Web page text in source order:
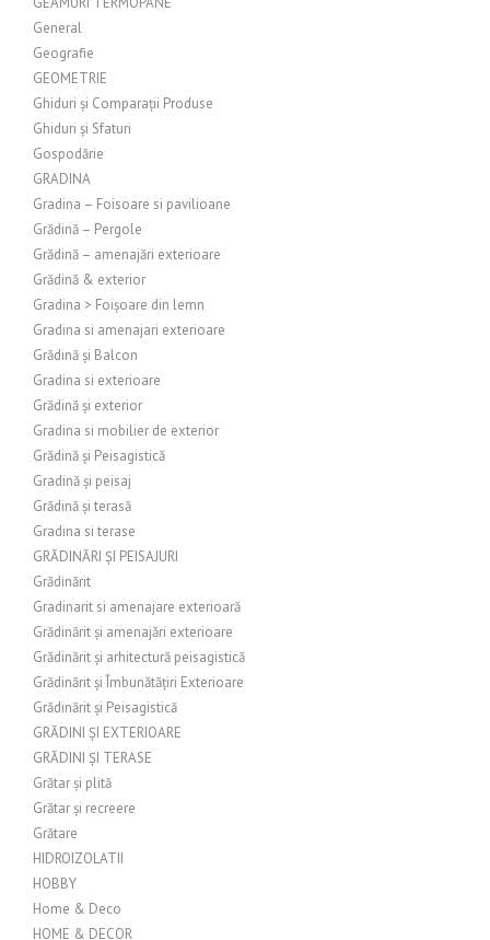
General
Geografie
GEOMETRIE
Ghiduri și Comparații Produse
Ghiduri și Sfaturi
Gospodărie
GRADINA
Gradina – Foisoare si pavilioane
Grădină – Pergole
Grădină – amenajări exterioare
Grădină & exterior
Gradina > Foișoare din lemn
Gradina si amenajari exterioare
Grădină și Balcon
Gradina si exterioare
Grădină și exterior
Gradina si mobilier de exterior
Grădină și Peisagistică
Gradină și peisaj
Grădină și terasă
Gradina si terase
GRĂDINĂRI ȘI PEISAJURI
Grădinărit
Gradinarit si amenajare exterioară
Grădinărit și amenajări exterioare
Grădinărit și arhitectură peisagistică
Grădinărit și Îmbunătățiri Exterioare
Grădinărit și Peisagistică
GRĂDINI ȘI EXTERIOARE
GRĂDINI ȘI TERASE
Grătar și plită
Grătar și recreere
Grătare
HIDROIZOLATII
HOBBY
Home & Deco
HOME & DECOR